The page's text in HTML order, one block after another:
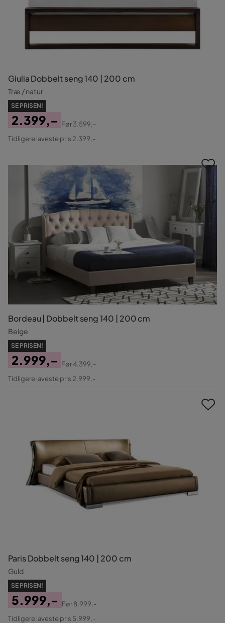
Giulia Dobbelt seng 140 | 200 cm
Træ / natur
SE PRISEN!
Pris
2.399,-
Original
Før3.599,-
Tidligere laveste pris 2.399,-
Bordeau | Dobbelt seng 140 | 200 cm
Beige
SE PRISEN!
Pris
2.999,-
Original
Før4.399,-
Tidligere laveste pris 2.999,-
Paris Dobbelt seng 140 | 200 cm
Guld
SE PRISEN!
Pris
5.999,-
Original
Før8.999,-
Tidligere laveste pris 5.999,-